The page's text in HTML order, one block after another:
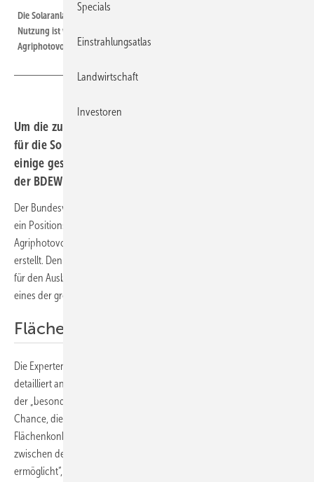
Die Solaranlagen versiegeln kaum Fläche und die landwirtschaftliche
Nutzung ist weiterhin möglich. Das sollte bei den Regelungen zur
Agriphotovoltaik beachtet werden.
Um die zusätzliche Nutzung von Landwirtschaftsflächen
für die Solarstromerzeugung zu beschleunigen, sind
einige gesetzliche Anpassungen notwendig. Diese hat
der BDEW in einer Stellungnahme zusammengefasst.
Der Bundesverband der Energie- und Wasserwirtschaft (BDEW) hat
ein Positionspapier zur Doppelnutzung von Flächen in Form von
Agriphotovoltaik, Floating PV und solar überdachten Parkplätzen
erstellt. Denn diese ist eine Möglichkeit, mehr Flächen in kürzerer Zeit
für den Ausbau der Photovoltaik zur Verfügung zu stellen, was bisher
eines der größten Hindernisse war.
Flächenkonkurrenz entschärfen
Die Experten vom BDEW haben sich die verschiedenen Segmente
detailliert angesehen und zwölf Punkte identifiziert, um den Ausbau
der „besonderen PV-Anlagen“ voranzubringen. „Agri-PV bietet die
Chance, die knappen Flächen optimal zu nutzen und damit
Flächenkonkurrenzen zu überwinden. Gleichzeitig werden Synergien
zwischen den erneuerbaren Energien und der Landwirtschaft
ermöglicht“, erklärt Kerstin Andreae, Vorsitzende der BDEW-
Specials
Einstrahlungsatlas
Landwirtschaft
Investoren